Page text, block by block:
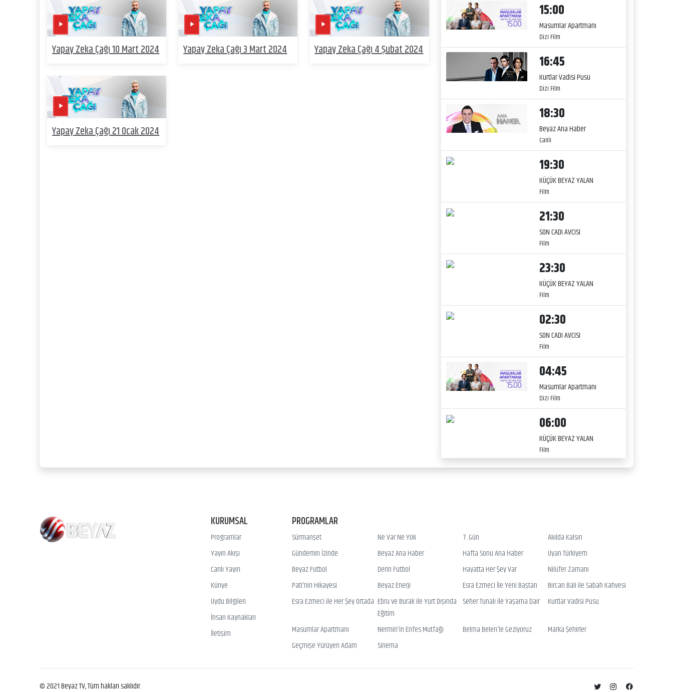
Yapay Zeka Çağı 10 Mart 2024 Yapay Zeka Çağı 3 Mart 2024 Yapay Zeka Çağı 4 Şubat 2024
Yapay Zeka Çağı 21 Ocak 2024
15:00
Masumlar Apartmanı
Dizi Film
16:45
Kurtlar Vadisi Pusu
Dizi Film
18:30
Beyaz Ana Haber
Canlı
19:30
KÜÇÜK BEYAZ YALAN
Film
21:30
SON CADI AVCISI
Film
23:30
KÜÇÜK BEYAZ YALAN
Film
02:30
SON CADI AVCISI
Film
04:45
Masumlar Apartmanı
Dizi Film
06:00
KÜÇÜK BEYAZ YALAN
Film
KURUMSAL
Programlar
Yayın Akışı
Canlı Yayın
Künye
Uydu Bilgileri
İnsan Kaynakları
İletişim
PROGRAMLAR
Sürmanşet Ne Var Ne Yok 7. Gün
Akılda Kalsın
Gündemin İzinde
Beyaz Ana Haber Hafta Sonu Ana Haber
Uyan Türkiyem
Beyaz Futbol
Derin Futbol Hayatta Her Şey Var
Nilüfer Zamanı
Pati'nin Hikayesi
Beyaz Enerji Esra Ezmeci İle Yeni Baştan
Bircan Bali ile Sabah Kahvesi
Esra Ezmeci ile Her Şey Ortada Ebru ve Burak ile Yurt Dışında
Eğitim
Seher Tunalı ile Yaşama Dair Kurtlar Vadisi Pusu
Masumlar Apartmanı Nermin'in Enfes Mutfağı Belma Belen’le Geziyoruz
Marka Şehirler
Geçmişe Yürüyen Adam
Sinema
© 2021 Beyaz TV, Tüm hakları saklıdır.